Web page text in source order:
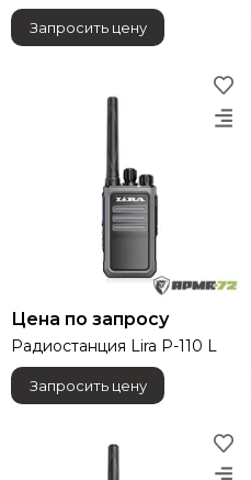
Запросить цену
Цена по запросу
Радиостанция Lira P-110 L
Запросить цену